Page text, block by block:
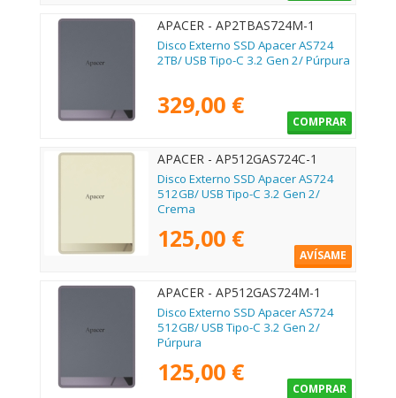
APACER - AP2TBAS724M-1
Disco Externo SSD Apacer AS724
2TB/ USB Tipo-C 3.2 Gen 2/ Púrpura
329,00 €
COMPRAR
APACER - AP512GAS724C-1
Disco Externo SSD Apacer AS724
512GB/ USB Tipo-C 3.2 Gen 2/
Crema
125,00 €
AVÍSAME
APACER - AP512GAS724M-1
Disco Externo SSD Apacer AS724
512GB/ USB Tipo-C 3.2 Gen 2/
Púrpura
125,00 €
COMPRAR